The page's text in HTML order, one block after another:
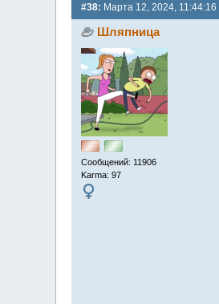
#38: Марта 12, 2024, 11:44:16
Шляпница
Сообщений: 11906
Karma: 97